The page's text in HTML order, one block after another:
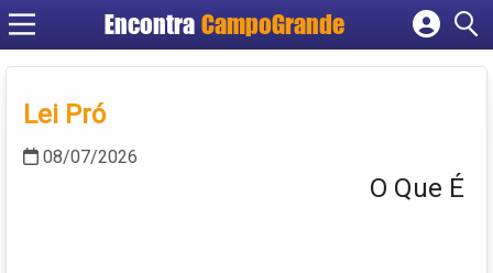
Encontra CampoGrande
Cadastrar empresa
Lei Pró
08/07/2026
O Que É